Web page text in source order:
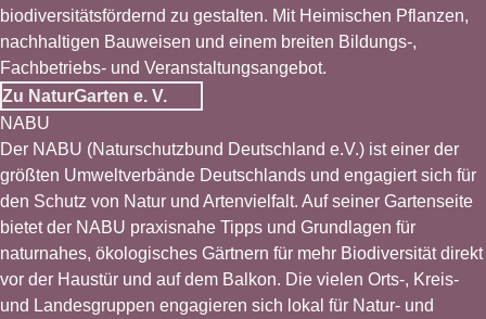
biodiversitätsfördernd zu gestalten. Mit Heimischen Pflanzen,
nachhaltigen Bauweisen und einem breiten Bildungs-,
Fachbetriebs- und Veranstaltungsangebot.
Zu NaturGarten e. V.
© NABU
NABU
Der NABU (Naturschutzbund Deutschland e.V.) ist einer der
größten Umweltverbände Deutschlands und engagiert sich für
den Schutz von Natur und Artenvielfalt. Auf seiner Gartenseite
bietet der NABU praxisnahe Tipps und Grundlagen für
naturnahes, ökologisches Gärtnern für mehr Biodiversität direkt
vor der Haustür und auf dem Balkon. Die vielen Orts-, Kreis-
und Landesgruppen engagieren sich lokal für Natur- und